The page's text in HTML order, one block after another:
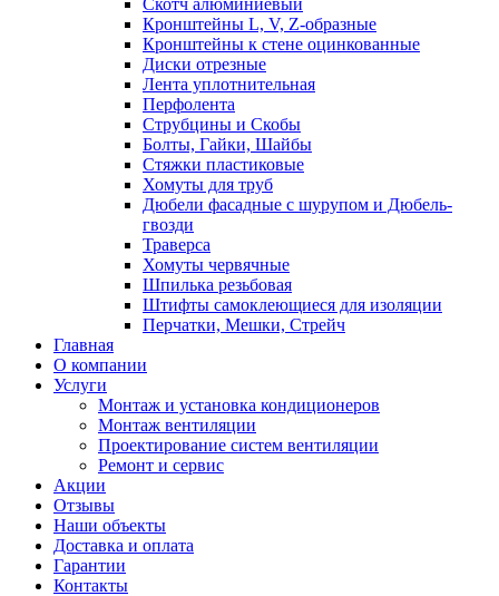
Скотч алюминиевый
Кронштейны L, V, Z-образные
Кронштейны к стене оцинкованные
Диски отрезные
Лента уплотнительная
Перфолента
Струбцины и Скобы
Болты, Гайки, Шайбы
Стяжки пластиковые
Хомуты для труб
Дюбели фасадные с шурупом и Дюбель-
гвозди
Траверса
Хомуты червячные
Шпилька резьбовая
Штифты самоклеющиеся для изоляции
Перчатки, Мешки, Стрейч
Главная
О компании
Услуги
Монтаж и установка кондиционеров
Монтаж вентиляции
Проектирование систем вентиляции
Ремонт и сервис
Акции
Отзывы
Наши объекты
Доставка и оплата
Гарантии
Контакты